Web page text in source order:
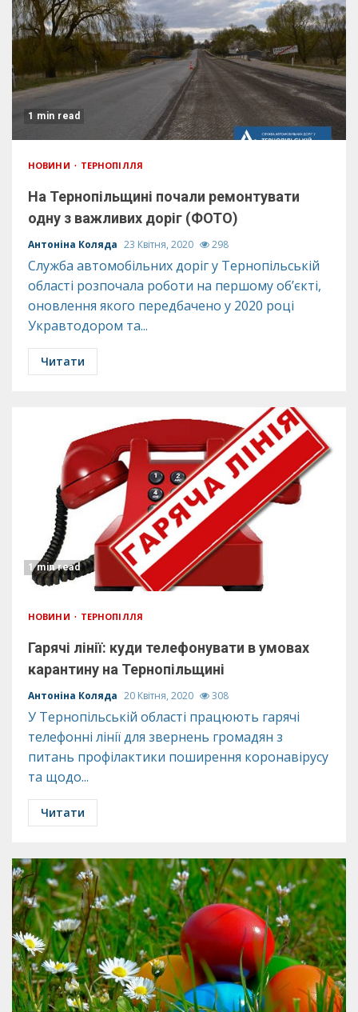
1 min read
НОВИНИ ТЕРНОПІЛЛЯ
На Тернопільщині почали ремонтувати
одну з важливих доріг (ФОТО)
Антоніна Коляда 23 Квітня, 2020 298
Служба автомобільних доріг у Тернопільській
області розпочала роботи на першому об’єкті,
оновлення якого передбачено у 2020 році
Укравтодором та...
Читати
1 min read
НОВИНИ ТЕРНОПІЛЛЯ
Гарячі лінії: куди телефонувати в умовах
карантину на Тернопільщині
Антоніна Коляда 20 Квітня, 2020 308
У Тернопільській області працюють гарячі
телефонні лінії для звернень громадян з
питань профілактики поширення коронавірусу
та щодо...
Читати